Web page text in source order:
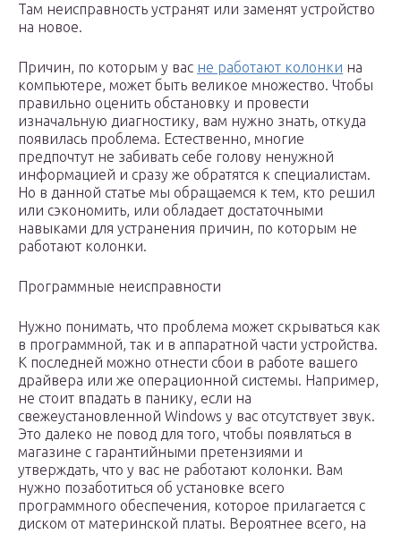
Там неисправность устранят или заменят устройство
на новое.
Причин, по которым у вас не работают колонки на
компьютере, может быть великое множество. Чтобы
правильно оценить обстановку и провести
изначальную диагностику, вам нужно знать, откуда
появилась проблема. Естественно, многие
предпочтут не забивать себе голову ненужной
информацией и сразу же обратятся к специалистам.
Но в данной статье мы обращаемся к тем, кто решил
или сэкономить, или обладает достаточными
навыками для устранения причин, по которым не
работают колонки.
Программные неисправности
Нужно понимать, что проблема может скрываться как
в программной, так и в аппаратной части устройства.
К последней можно отнести сбои в работе вашего
драйвера или же операционной системы. Например,
не стоит впадать в панику, если на
свежеустановленной Windows у вас отсутствует звук.
Это далеко не повод для того, чтобы появляться в
магазине с гарантийными претензиями и
утверждать, что у вас не работают колонки. Вам
нужно позаботиться об установке всего
программного обеспечения, которое прилагается с
диском от материнской платы. Вероятнее всего, на